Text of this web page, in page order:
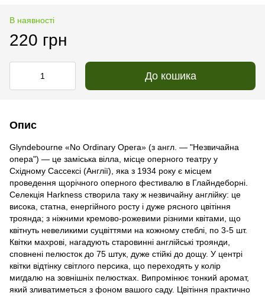
В наявності
220 грн
До кошика
Опис
Glyndebourne «No Ordinary Opera» (з англ. — "Незвичайна
опера") — це заміська вілла, місце оперного театру у
Східному Сассексі (Англії), яка з 1934 року є місцем
проведення щорічного оперного фестивалю в Глайндеборні.
Селекція Harkness створила таку ж незвичайну англійку: це
висока, статна, енергійного росту і дуже рясного цвітіння
троянда; з ніжними кремово-рожевими різними квітами, що
квітнуть невеликими суцвіттями на кожному стеблі, по 3-5 шт.
Квітки махрові, нагадують старовинні англійські троянди,
сповнені пелюсток до 75 штук, дуже стійкі до дощу. У центрі
квітки відтінку світлого персика, що переходять у колір
мигдалю на зовнішніх пелюстках. Випромінює тонкий аромат,
який зливатиметься з фоном вашого саду. Цвітіння практично